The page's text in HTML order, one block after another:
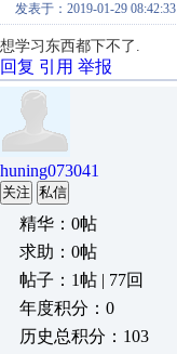
发表于：2019-01-29 08:42:33
想学习东西都下不了.
回复 引用 举报
huning073041
关注 私信
精华：0帖
求助：0帖
帖子：1帖 | 77回
年度积分：0
历史总积分：103